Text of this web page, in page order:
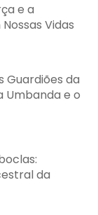
e a
Vidas
Guardiões da
Umbanda e o
da